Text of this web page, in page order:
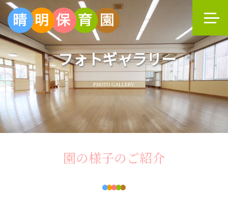
フォトギャラリー
PHOTO GALLERY
園の様子のご紹介